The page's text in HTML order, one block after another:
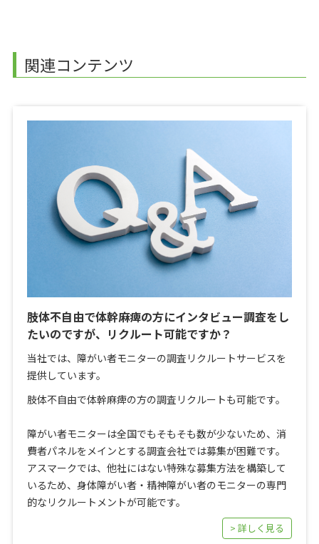
関連コンテンツ
肢体不自由で体幹麻痺の方にインタビュー調査をし
たいのですが、リクルート可能ですか？
当社では、障がい者モニターの調査リクルートサービスを
提供しています。
肢体不自由で体幹麻痺の方の調査リクルートも可能です。
障がい者モニターは全国でもそもそも数が少ないため、消
費者パネルをメインとする調査会社では募集が困難です。
アスマークでは、他社にはない特殊な募集方法を構築して
いるため、身体障がい者・精神障がい者のモニターの専門
的なリクルートメントが可能です。
> 詳しく見る